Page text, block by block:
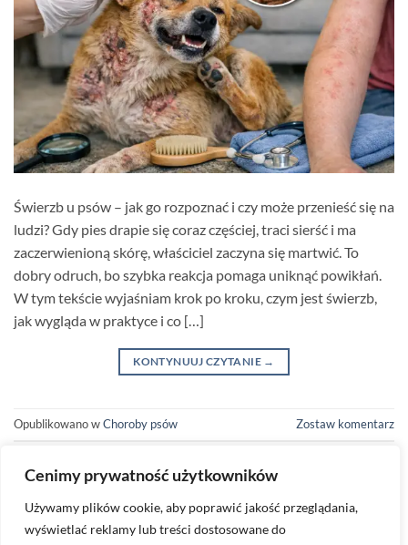
Cenimy prywatność użytkowników
Używamy plików cookie, aby poprawić jakość przeglądania,
wyświetlać reklamy lub treści dostosowane do
Świerzb u psów – jak go rozpoznać i czy może przenieść się na
ludzi? Gdy pies drapie się coraz częściej, traci sierść i ma
zaczerwienioną skórę, właściciel zaczyna się martwić. To
dobry odruch, bo szybka reakcja pomaga uniknąć powikłań.
W tym tekście wyjaśniam krok po kroku, czym jest świerzb,
jak wygląda w praktyce i co […]
KONTYNUUJ CZYTANIE →
Opublikowano wChoroby psów Zostaw komentarz